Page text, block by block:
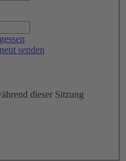
senden
dieser Sitzung